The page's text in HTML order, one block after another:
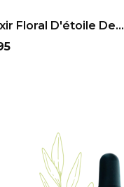
Floral D'étoile De...